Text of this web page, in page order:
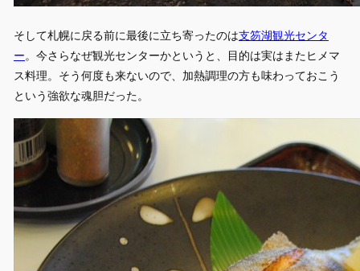
そして札幌に戻る前に最後に立ち寄ったのは支笏湖観光センタ
ー。今さらなぜ観光センターかというと、目的は実はまたヒメマ
ス料理。そう何度も来ないので、加熱調理の方も味わっておこう
という強欲な魂胆だった。